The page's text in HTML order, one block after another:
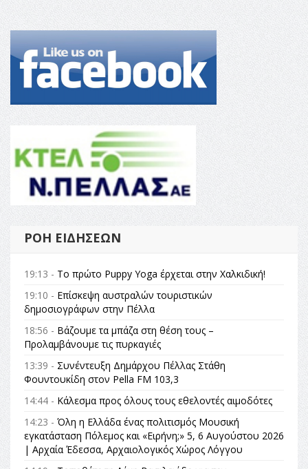
ΡΟΉ ΕΙΔΉΣΕΩΝ
19:13 - Το πρώτο Puppy Yoga έρχεται στην Χαλκιδική!
19:10 - Επίσκεψη αυστραλών τουριστικών
δημοσιογράφων στην Πέλλα
18:56 - Βάζουμε τα μπάζα στη θέση τους –
Προλαμβάνουμε τις πυρκαγιές
13:39 - Συνέντευξη Δημάρχου Πέλλας Στάθη
Φουντουκίδη στον Pella FM 103,3
14:44 - Κάλεσμα προς όλους τους εθελοντές αιμοδότες
14:23 - Όλη η Ελλάδα ένας πολιτισμός Μουσική
εγκατάσταση Πόλεμος και «Ειρήνη;» 5, 6 Αυγούστου 2026
| Αρχαία Έδεσσα, Αρχαιολογικός Χώρος Λόγγου